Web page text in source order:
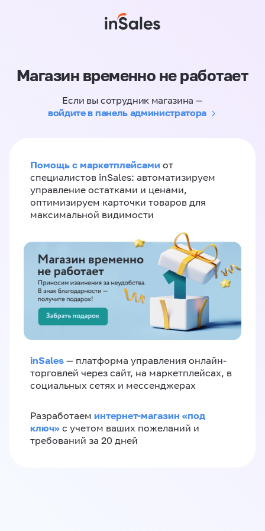
Магазин временно не работает
Если вы сотрудник магазина —
войдите в панель администратора
Помощь с маркетплейсами от
специалистов inSales: автоматизируем
управление остатками и ценами,
оптимизируем карточки товаров для
максимальной видимости
inSales — платформа управления онлайн-
торговлей через сайт, на маркетплейсах, в
социальных сетях и мессенджерах
Разработаем интернет-магазин «‎под
ключ»‎ с учетом ваших пожеланий и
требований за 20 дней